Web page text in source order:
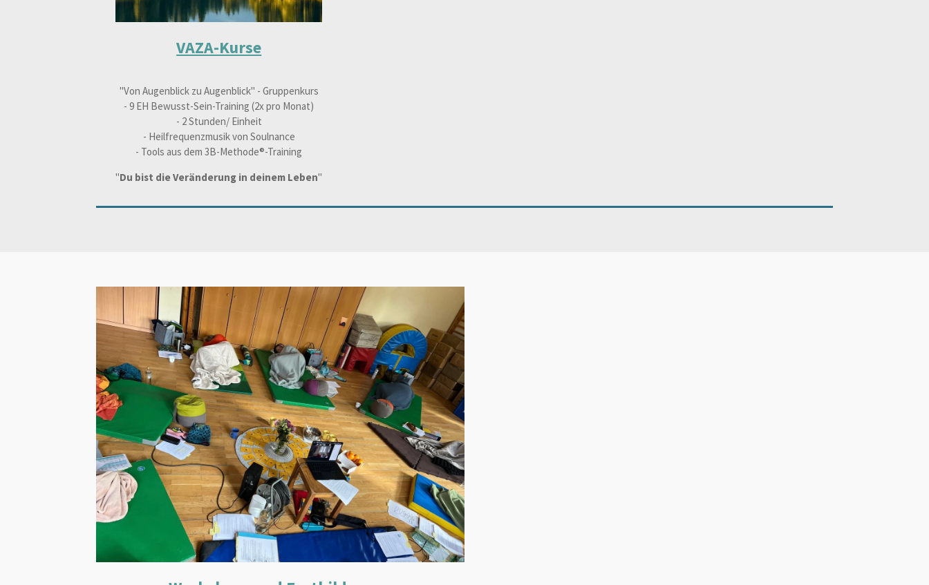
VAZA-Kurse
"Von Augenblick zu Augenblick" - Gruppenkurs
- 9 EH Bewusst-Sein-Training (2x pro Monat)
- 2 Stunden/ Einheit
- Heilfrequenzmusik von Soulnance
- Tools aus dem 3B-Methode®-Training
"Du bist die Veränderung in deinem Leben"